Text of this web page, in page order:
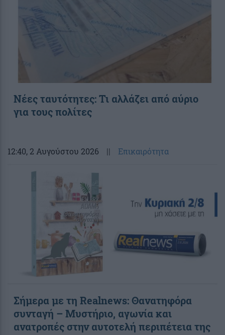
Νέες ταυτότητες: Τι αλλάζει από αύριο
για τους πολίτες
12:40, 2 Αυγούστου 2026 || Επικαιρότητα
Σήμερα με τη Realnews: Θανατηφόρα
συνταγή – Μυστήριο, αγωνία και
ανατροπές στην αυτοτελή περιπέτεια της